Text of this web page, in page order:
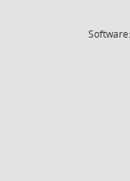
Software: